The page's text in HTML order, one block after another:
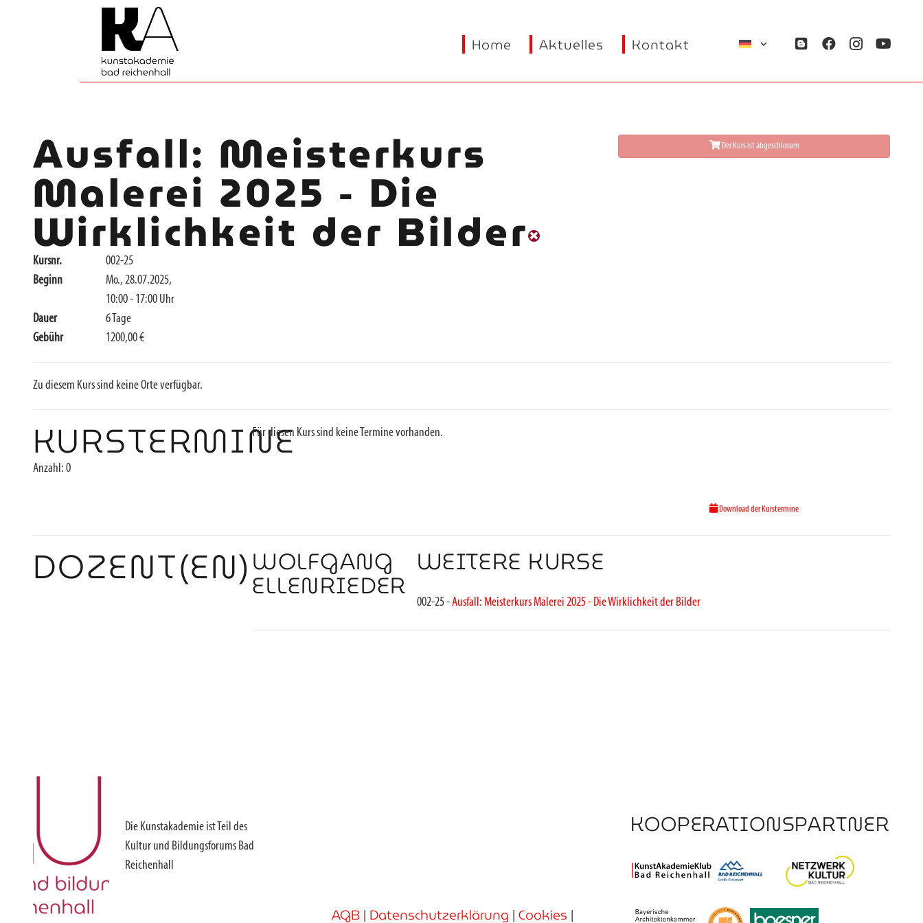
Home Aktuelles Kontakt
Ausfall: Meisterkurs
Malerei 2025 - Die
Wirklichkeit der Bilder
Der Kurs ist abgeschlossen
Kursnr.
002-25
Beginn
Mo., 28.07.2025,
10:00 - 17:00 Uhr
Dauer
6 Tage
Gebühr
1200,00 €
Zu diesem Kurs sind keine Orte verfügbar.
KURSTERMINE
Anzahl: 0
Für diesen Kurs sind keine Termine vorhanden.
Download der Kurstermine
DOZENT(EN)WOLFGANG
ELLENRIEDER
WEITERE KURSE
002-25 -Ausfall: Meisterkurs Malerei 2025 - Die Wirklichkeit der Bilder
Die Kunstakademie ist Teil des
Kultur und Bildungsforums Bad
Reichenhall
AGB| Datenschutzerklärung | Cookies |
KOOPERATIONSPARTNER